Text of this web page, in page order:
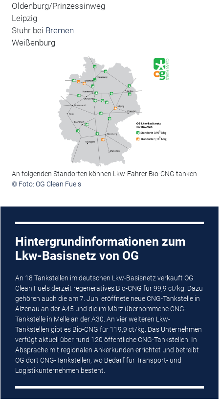
Oldenburg/Prinzessinweg
Leipzig
Stuhr bei Bremen
Weißenburg
An folgenden Standorten können Lkw-Fahrer Bio-CNG tanken
© Foto: OG Clean Fuels
Hintergrundinformationen zum
Lkw-Basisnetz von OG
An 18 Tankstellen im deutschen Lkw-Basisnetz verkauft OG
Clean Fuels derzeit regeneratives Bio-CNG für 99,9 ct/kg. Dazu
gehören auch die am 7. Juni eröffnete neue CNG-Tankstelle in
Alzenau an der A45 und die im März übernommene CNG-
Tankstelle in Melle an der A30. An vier weiteren Lkw-
Tankstellen gibt es Bio-CNG für 119,9 ct/kg. Das Unternehmen
verfügt aktuell über rund 120 öffentliche CNG-Tankstellen. In
Absprache mit regionalen Ankerkunden errichtet und betreibt
OG dort CNG-Tankstellen, wo Bedarf für Transport- und
Logistikunternehmen besteht.